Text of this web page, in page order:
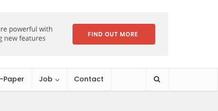
Paper Job Contact